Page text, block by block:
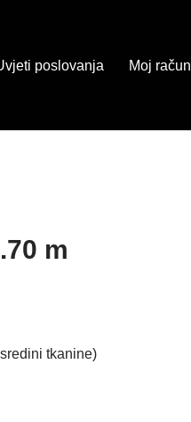
poslovanja Moj račun
m
tkanine)